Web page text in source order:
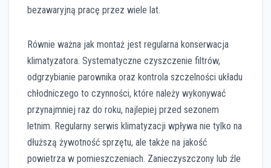
bezawaryjną pracę przez wiele lat.
Równie ważna jak montaż jest regularna konserwacja
klimatyzatora. Systematyczne czyszczenie filtrów,
odgrzybianie parownika oraz kontrola szczelności układu
chłodniczego to czynności, które należy wykonywać
przynajmniej raz do roku, najlepiej przed sezonem
letnim. Regularny serwis klimatyzacji wpływa nie tylko na
dłuższą żywotność sprzętu, ale także na jakość
powietrza w pomieszczeniach. Zanieczyszczony lub źle